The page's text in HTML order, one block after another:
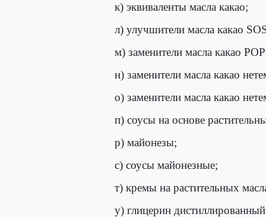
к) эквиваленты масла какао;
л) улучшители масла какао
м) заменители масла какао
н) заменители масла какао
о) заменители масла какао
п) соусы на основе
р) майонезы;
с) соусы майонезные;
т) кремы на растительных
у) глицерин